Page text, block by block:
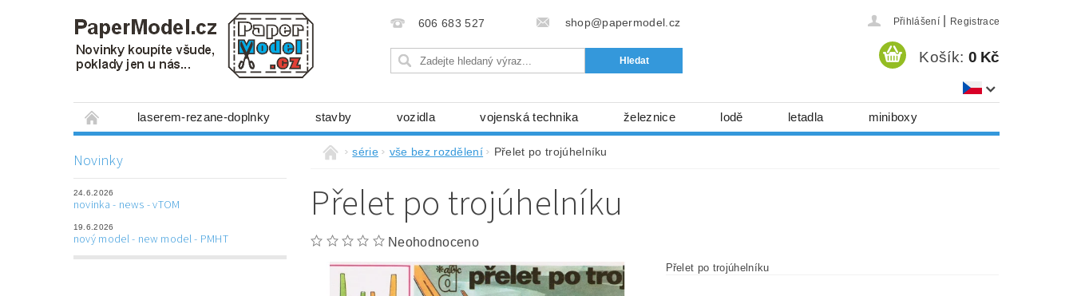
606 683 527 shop@papermodel.cz Přihlášení Registrace
Košík: 0 Kč
laserem-rezane-doplnky stavby vozidla vojenská technika železnice lodě letadla miniboxy
mechanismy, stavební stroje kosmická technika
laserem řezané doplňky 3D tištěné doplňky modelářské potřeby kartony, fólie
Napište nám Obchodní podmínky Ochrana osobních údajů (GDPR)
Novinky
24.6.2026
novinka - news - vTOM
19.6.2026
nový model - new model - PMHT
série vše bez rozdělení Přelet po trojúhelníku
Přelet po trojúhelníku
Neohodnoceno
Přelet po trojúhelníku